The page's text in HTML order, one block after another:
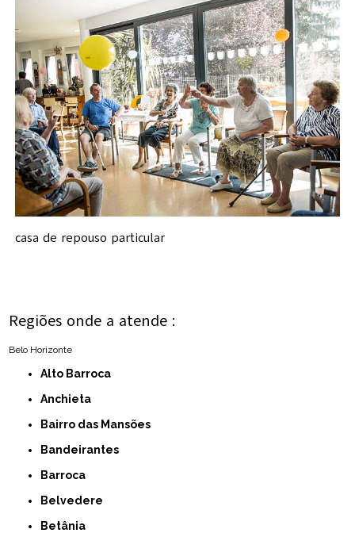
casa de repouso particular
Regiões onde a atende :
Belo Horizonte
Alto Barroca
Anchieta
Bairro das Mansões
Bandeirantes
Barroca
Belvedere
Betânia